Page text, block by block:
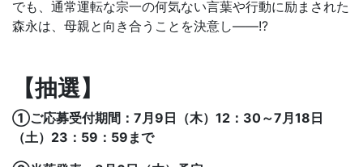
でも、通常運転な宗一の何気ない言葉や行動に励まされた
森永は、 母親と向き合うことを決意し――!?
【抽選】
①ご応募受付期間：7月9日（木）12：30～7月18日
（土）23：59：59まで